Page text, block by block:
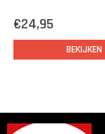
€24,95
BEKIJKEN